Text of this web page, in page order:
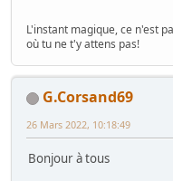
L'instant magique, ce n'est
où tu ne t'y attens pas!
G.Corsand69
26 Mars 2022, 10:18:49
Bonjour à tous